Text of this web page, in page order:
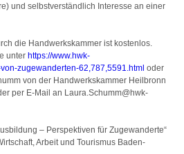
und selbstverständlich Interesse an einer
die Handwerkskammer ist kostenlos.
unter https://www.hwk-
zugewanderten-62,787,5591.html oder
von der Handwerkskammer Heilbronn
per E-Mail an Laura.Schumm@hwk-
– Perspektiven für Zugewanderte“
Arbeit und Tourismus Baden-